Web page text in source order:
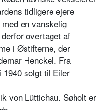
tidligere ejere
en vanskelig
overtaget af
i Østifterne, der
Henckel. Fra
1940 solgt til Eiler
von Lüttichau. Søholt er